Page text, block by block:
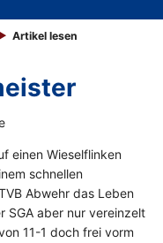
Artikel lesen
einen Wieselflinken
schnellen
Abwehr das Leben
SGA aber nur vereinzelt
11-1 doch frei vorm